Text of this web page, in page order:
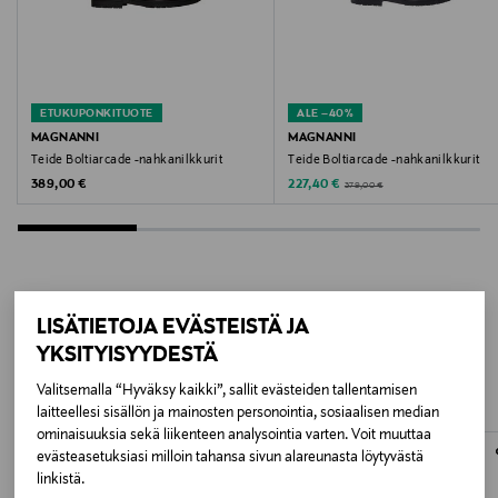
LISÄTIETOJA EVÄSTEISTÄ JA
YKSITYISYYDESTÄ
Valitsemalla “Hyväksy kaikki”, sallit evästeiden tallentamisen
laitteellesi sisällön ja mainosten personointia, sosiaalisen median
ominaisuuksia sekä liikenteen analysointia varten. Voit muuttaa
evästeasetuksiasi milloin tahansa sivun alareunasta löytyvästä
linkistä.
Valmistajan osoite
Loake Shoemakers, Unique Boot Works,Wood Street,
Kettering,Northamptonshire, NN16 9SN
ETUKUPONKITUOTE
MAGNANNI
Teide Boltiarcade -nahkanilkkurit
Original Price
389,00 €
ALE –40%
MAGNANNI
Teide Boltiarcade -nahkanilkkurit
Discounted Price
227,40 € Original Price
379,00 €
LISÄÄ KIINNOSTAVIA
TUOTTEITA